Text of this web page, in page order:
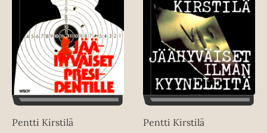
Pentti Kirstilä Pentti Kirstilä